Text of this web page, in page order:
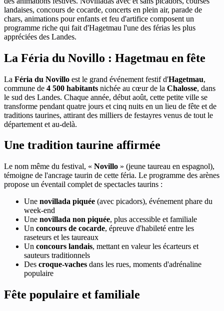
landaises, concours de cocarde, concerts en plein air, parade de
chars, animations pour enfants et feu d'artifice composent un
programme riche qui fait d'Hagetmau l'une des férias les plus
appréciées des Landes.
La Féria du Novillo : Hagetmau en fête
La Féria du Novillo est le grand événement festif d'Hagetmau,
commune de 4 500 habitants nichée au cœur de la Chalosse, dans
le sud des Landes. Chaque année, début août, cette petite ville se
transforme pendant quatre jours et cinq nuits en un lieu de fête et de
traditions taurines, attirant des milliers de festayres venus de tout le
département et au-delà.
Une tradition taurine affirmée
Le nom même du festival, « Novillo » (jeune taureau en espagnol),
témoigne de l'ancrage taurin de cette féria. Le programme des arènes
propose un éventail complet de spectacles taurins :
Une novillada piquée (avec picadors), événement phare du
week-end
Une novillada non piquée, plus accessible et familiale
Un concours de cocarde, épreuve d'habileté entre les
raseteurs et les taureaux
Un concours landais, mettant en valeur les écarteurs et
sauteurs traditionnels
Des croque-vaches dans les rues, moments d'adrénaline
populaire
Fête populaire et familiale